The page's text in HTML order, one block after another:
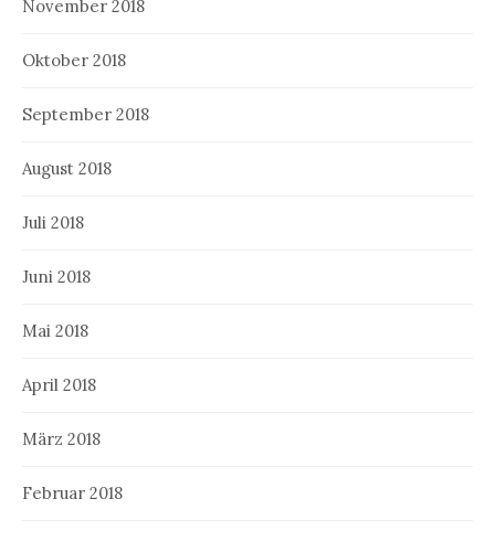
November 2018
Oktober 2018
September 2018
August 2018
Juli 2018
Juni 2018
Mai 2018
April 2018
März 2018
Februar 2018